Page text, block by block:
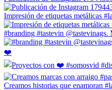
Impresión de etiquetas metálicas
#branding #tastevin @tastevinags.
Creamos historias que enamoran